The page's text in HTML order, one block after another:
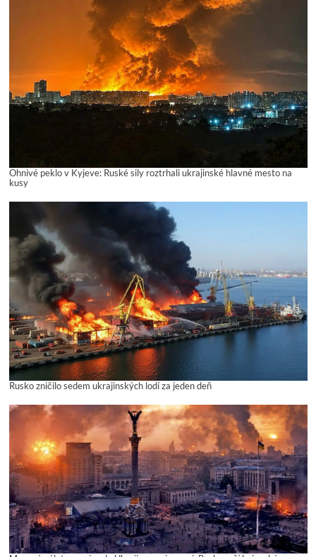
Ohnivé peklo v Kyjeve: Ruské sily roztrhali ukrajinské hlavné mesto na
kusy
Rusko zničilo sedem ukrajinských lodí za jeden deň